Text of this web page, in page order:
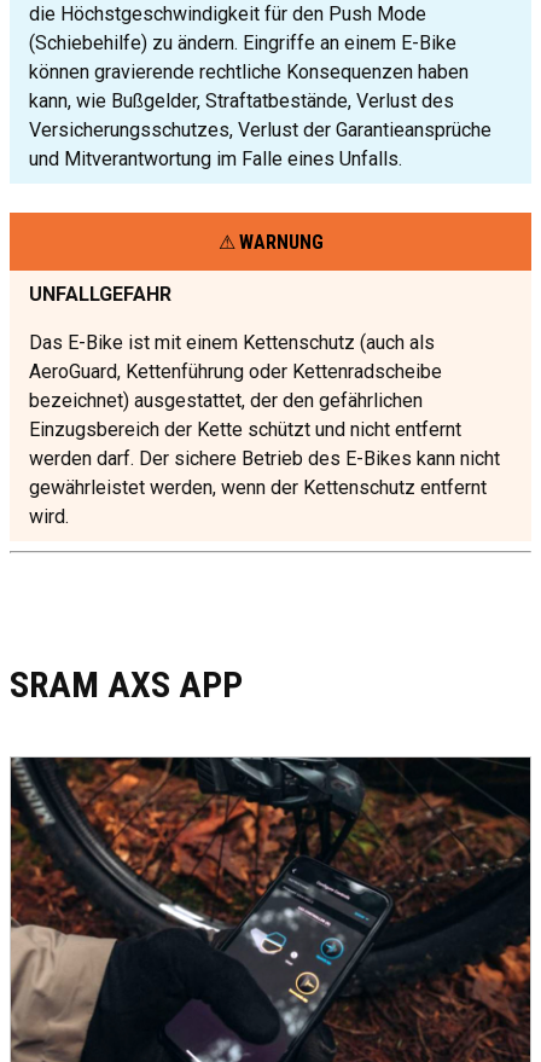
die Höchstgeschwindigkeit für den Push Mode
(Schiebehilfe) zu ändern. Eingriffe an einem E-Bike
können gravierende rechtliche Konsequenzen haben
kann, wie Bußgelder, Straftatbestände, Verlust des
Versicherungsschutzes, Verlust der Garantieansprüche
und Mitverantwortung im Falle eines Unfalls.
WARNUNG
UNFALLGEFAHR
Das E-Bike ist mit einem Kettenschutz (auch als
AeroGuard, Kettenführung oder Kettenradscheibe
bezeichnet) ausgestattet, der den gefährlichen
Einzugsbereich der Kette schützt und nicht entfernt
werden darf. Der sichere Betrieb des E-Bikes kann nicht
gewährleistet werden, wenn der Kettenschutz entfernt
wird.
SRAM AXS APP